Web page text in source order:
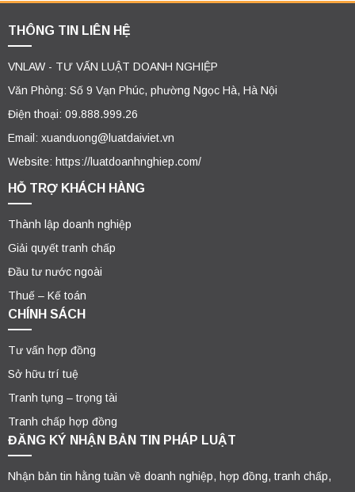
THÔNG TIN LIÊN HỆ
VNLAW - TƯ VẤN LUẬT DOANH NGHIỆP
Văn Phòng: Số 9 Vạn Phúc, phường Ngọc Hà, Hà Nội
Điện thoại: 09.888.999.26
Email: xuanduong@luatdaiviet.vn
Website: https://luatdoanhnghiep.com/
HỖ TRỢ KHÁCH HÀNG
Thành lập doanh nghiệp
Giải quyết tranh chấp
Đầu tư nước ngoài
Thuế – Kế toán
CHÍNH SÁCH
Tư vấn hợp đồng
Sở hữu trí tuệ
Tranh tụng – trọng tài
Tranh chấp hợp đồng
ĐĂNG KÝ NHẬN BẢN TIN PHÁP LUẬT
Nhận bản tin hằng tuần về doanh nghiệp, hợp đồng, tranh chấp,